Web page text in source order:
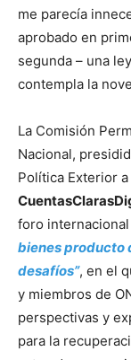
me parecía
aprobado en
segunda – una
contempla la
La Comisión
Nacional,
Política Exterior
foro internacional
bienes producto
desafíos”, en el
y miembros de
perspectivas y
para la